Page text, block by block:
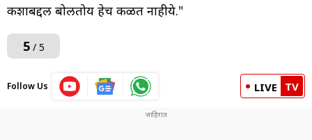
कशाबद्दल बोलतोय हेच कळत नाहीये."
5/ 5
Follow Us LIVE TV